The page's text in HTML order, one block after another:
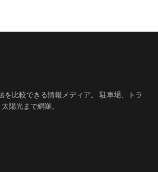
を比較できる情報メディア。 駐車場、トラ
陽光まで網羅。